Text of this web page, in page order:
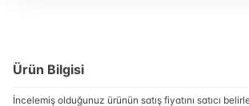
Ürün Bilgisi
İncelemiş olduğunuz ürünün satış fiyatını satıcı